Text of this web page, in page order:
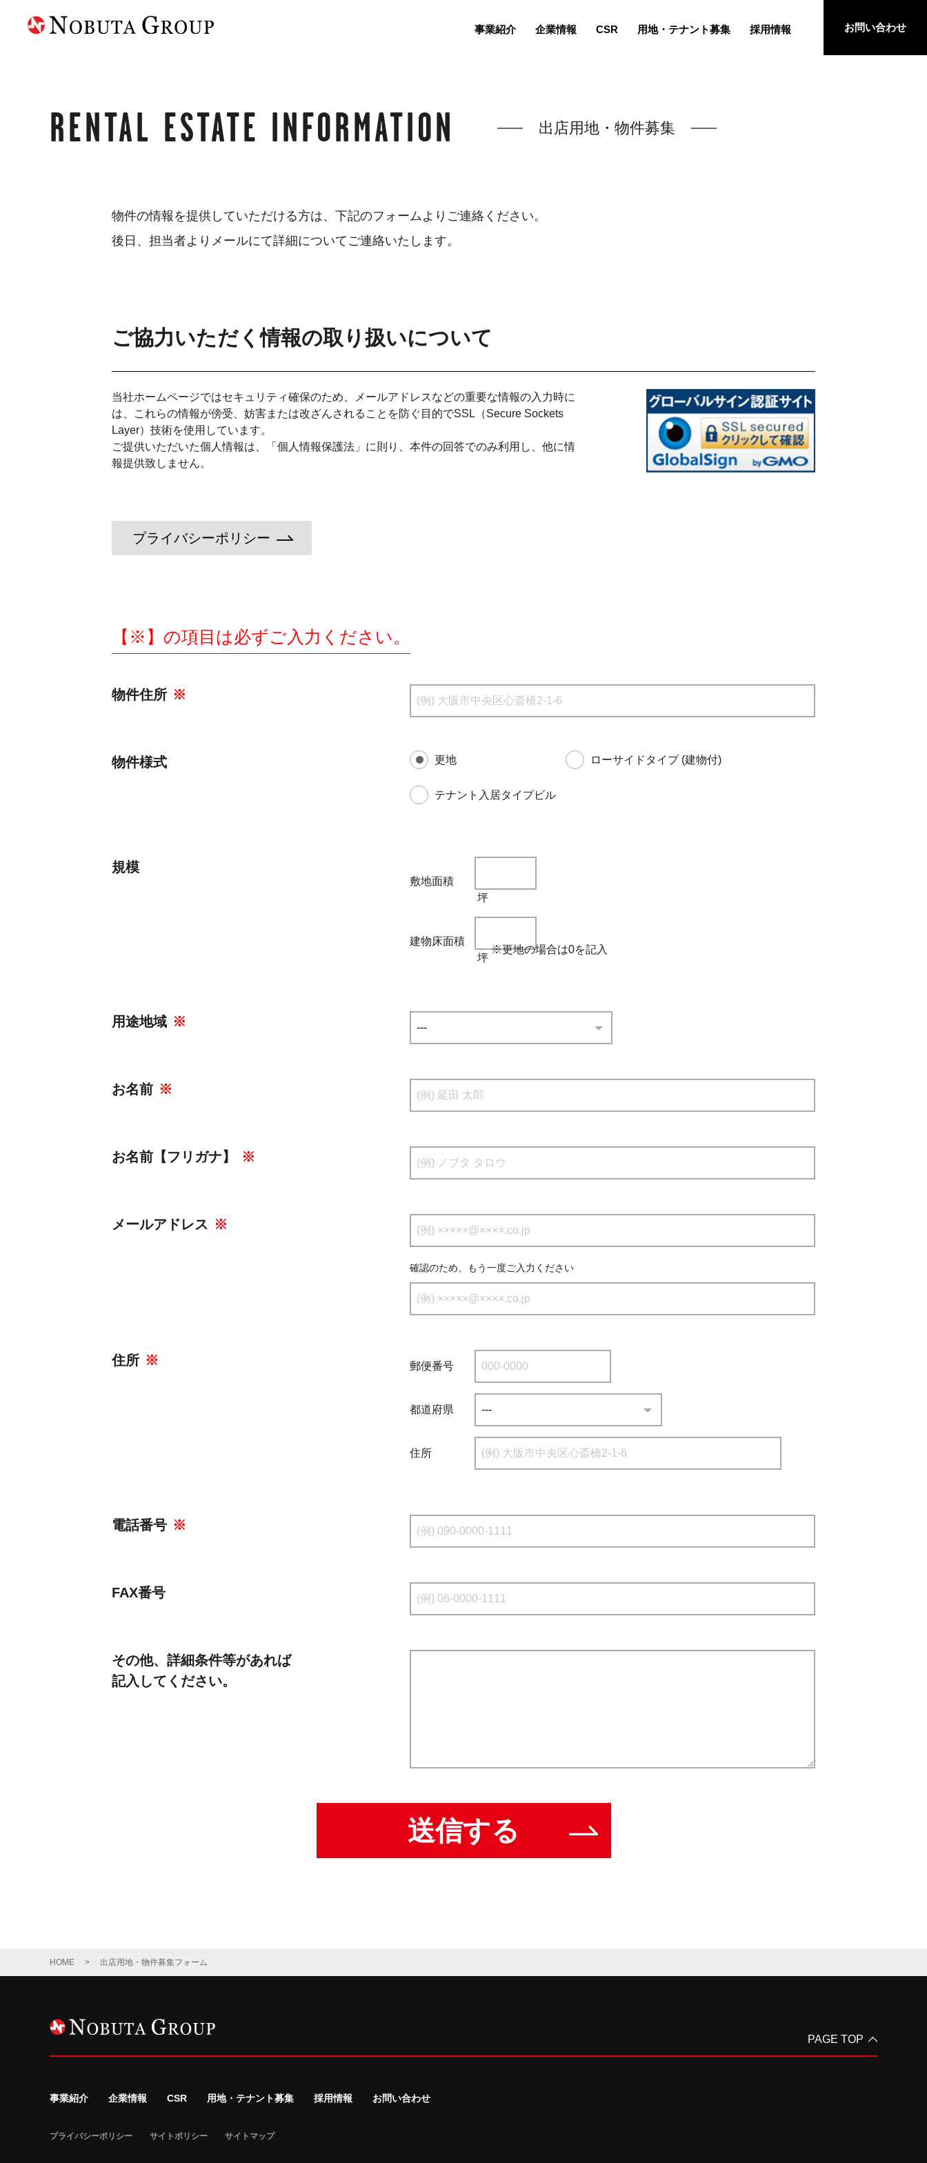
事業紹介 企業情報 CSR 用地・テナント募集 採用情報 お問い合わせ
RENTAL ESTATE INFORMATION 出店用地・物件募集
物件の情報を提供していただける方は、下記のフォームよりご連絡ください。
後日、担当者よりメールにて詳細についてご連絡いたします。
ご協力いただく情報の取り扱いについて
当社ホームページではセキュリティ確保のため、メールアドレスなどの重要な情報の入力時に
は、これらの情報が傍受、妨害または改ざんされることを防ぐ目的でSSL（Secure Sockets
Layer）技術を使用しています。
ご提供いただいた個人情報は、「個人情報保護法」に則り、本件の回答でのみ利用し、他に情
報提供致しません。
プライバシーポリシー
【※】の項目は必ずご入力ください。
物件住所 ※
物件様式 更地 ローサイドタイプ (建物付)
テナント入居タイプビル
規模
敷地面積
坪
建物床面積
坪
※更地の場合は0を記入
用途地域 ※
お名前 ※
お名前【フリガナ】 ※
メールアドレス ※
確認のため、もう一度ご入力ください
住所 ※ 郵便番号
都道府県
住所
電話番号 ※
FAX番号
その他、詳細条件等があれば
記入してください。
HOME 出店用地・物件募集フォーム
PAGE TOP
事業紹介 企業情報 CSR 用地・テナント募集 採用情報 お問い合わせ
プライバシーポリシー サイトポリシー サイトマップ